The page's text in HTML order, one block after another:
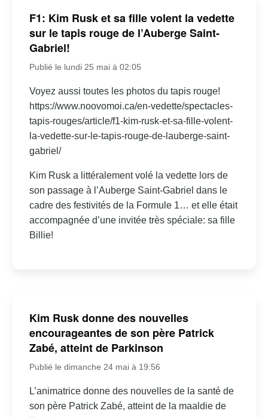
F1: Kim Rusk et sa fille volent la vedette
sur le tapis rouge de l’Auberge Saint-
Gabriel!
Publié le lundi 25 mai à 02:05
Voyez aussi toutes les photos du tapis rouge!
https://www.noovomoi.ca/en-vedette/spectacles-
tapis-rouges/article/f1-kim-rusk-et-sa-fille-volent-
la-vedette-sur-le-tapis-rouge-de-lauberge-saint-
gabriel/
Kim Rusk a littéralement volé la vedette lors de
son passage à l’Auberge Saint-Gabriel dans le
cadre des festivités de la Formule 1… et elle était
accompagnée d’une invitée très spéciale: sa fille
Billie!
Kim Rusk donne des nouvelles
encourageantes de son père Patrick
Zabé, atteint de Parkinson
Publié le dimanche 24 mai à 19:56
L’animatrice donne des nouvelles de la santé de
son père Patrick Zabé, atteint de la maaldie de